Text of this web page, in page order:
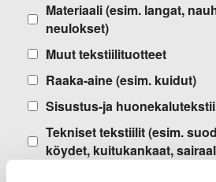
Materiaali (esim. langat,
neulokset)
Muut tekstiilituotteet
Raaka-aine (esim. kuidut)
Sisustus-ja
Tekniset tekstiilit (esim.
köydet, kuitukankaat,